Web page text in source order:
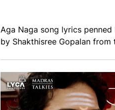
Aga Naga song lyrics penned
by Shakthisree Gopalan from